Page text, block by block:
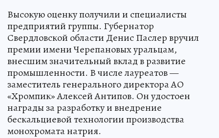
Высокую оценку получили и специалисты
предприятий группы. Губернатор
Свердловской области Денис Паслер вручил
премии имени Черепановых уральцам,
внесшим значительный вклад в развитие
промышленности. В числе лауреатов —
заместитель генерального директора АО
«Хромпик» Алексей Антипов. Он удостоен
награды за разработку и внедрение
бескальциевой технологии производства
монохромата натрия.